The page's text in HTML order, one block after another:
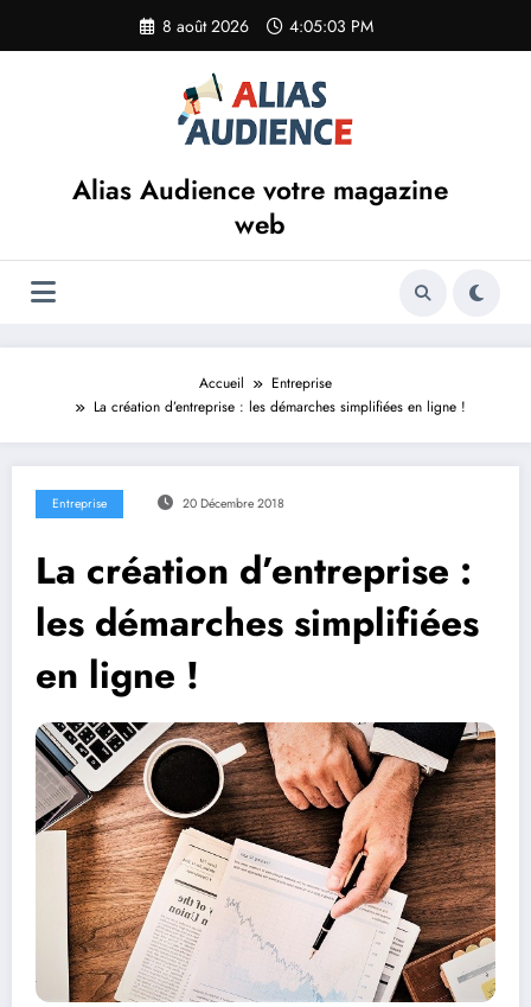
contenu
8 août 2026 4:05:03 PM
Alias Audience votre magazine
web
Accueil
Entreprise
La création d’entreprise : les démarches simplifiées en ligne !
Entreprise 20 Décembre 2018
La création d’entreprise :
les démarches simplifiées
en ligne !